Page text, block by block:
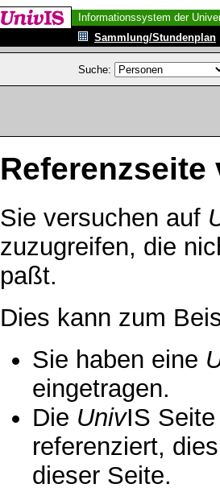
Informationssystem der
Sammlung/Stundenplan
Suche:
Referenzseite
Sie versuchen auf
zuzugreifen, die
paßt.
Dies kann zum
Sie haben eine
eingetragen.
Die UnivIS
referenziert,
dieser Seite.